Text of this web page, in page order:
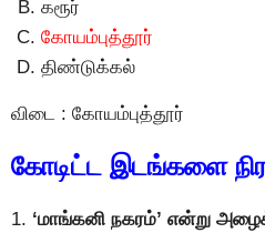
கரூர்
கோயம்புத்தூர்
திண்டுக்கல்
விடை : கோயம்புத்தூர்
கோடிட்ட இடங்களை
1. ‘மாங்கனி நகரம்’ என்று